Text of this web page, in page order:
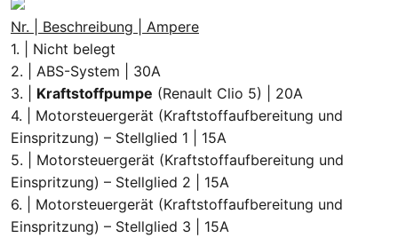
Nr. | Beschreibung | Ampere
1. | Nicht belegt
2. | ABS-System | 30A
3. | Kraftstoffpumpe (Renault Clio 5) | 20A
4. | Motorsteuergerät (Kraftstoffaufbereitung und
Einspritzung) – Stellglied 1 | 15A
5. | Motorsteuergerät (Kraftstoffaufbereitung und
Einspritzung) – Stellglied 2 | 15A
6. | Motorsteuergerät (Kraftstoffaufbereitung und
Einspritzung) – Stellglied 3 | 15A